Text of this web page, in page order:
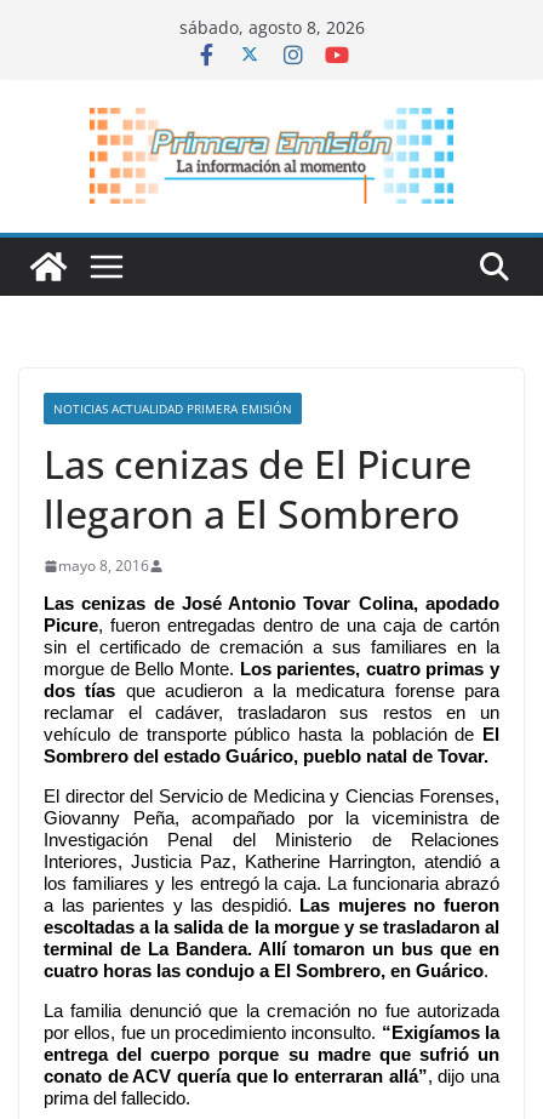
sábado, agosto 8, 2026
NOTICIAS ACTUALIDAD PRIMERA EMISIÓN
Las cenizas de El Picure
llegaron a El Sombrero
mayo 8, 2016
Las cenizas de José Antonio Tovar Colina, apodado
Picure, fueron entregadas dentro de una caja de cartón
sin el certificado de cremación a sus familiares en la
morgue de Bello Monte. Los parientes, cuatro primas y
dos tías que acudieron a la medicatura forense para
reclamar el cadáver, trasladaron sus restos en un
vehículo de transporte público hasta la población de El
Sombrero del estado Guárico, pueblo natal de Tovar.
El director del Servicio de Medicina y Ciencias Forenses,
Giovanny Peña, acompañado por la viceministra de
Investigación Penal del Ministerio de Relaciones
Interiores, Justicia Paz, Katherine Harrington, atendió a
los familiares y les entregó la caja. La funcionaria abrazó
a las parientes y las despidió. Las mujeres no fueron
escoltadas a la salida de la morgue y se trasladaron al
terminal de La Bandera. Allí tomaron un bus que en
cuatro horas las condujo a El Sombrero, en Guárico.
La familia denunció que la cremación no fue autorizada
por ellos, fue un procedimiento inconsulto. “Exigíamos la
entrega del cuerpo porque su madre que sufrió un
conato de ACV quería que lo enterraran allá”, dijo una
prima del fallecido.